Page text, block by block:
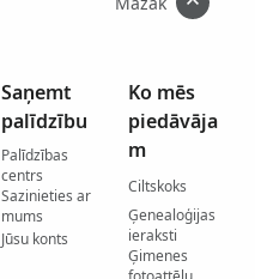
Saņemt
palīdzību
Palīdzības
centrs
Sazinieties ar
mums
Jūsu konts
Ko mēs
piedāvāja
m
Ciltskoks
Ģenealoģijas
ieraksti
Ģimenes